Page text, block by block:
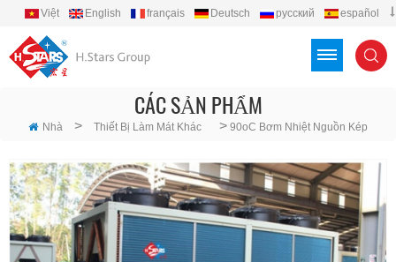
Việt English français Deutsch русский
español
CÁC SẢN PHẨM
Nhà > Thiết Bị Làm Mát Khác > 90oC Bơm Nhiệt Nguồn Kép